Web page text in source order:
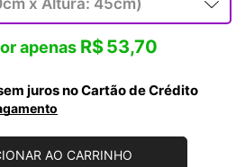
R$53,70
juros no Cartão de Crédito
AO CARRINHO